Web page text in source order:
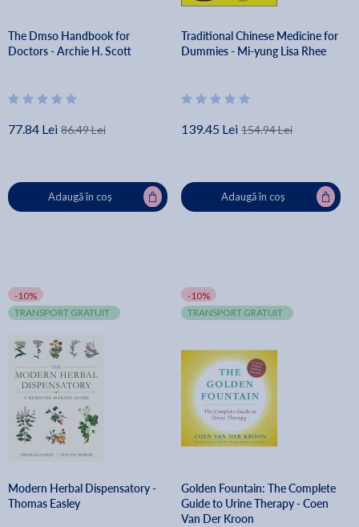
The Dmso Handbook for
Doctors - Archie H. Scott
77.84 Lei 86.49 Lei
Adaugă în coș
Traditional Chinese Medicine for
Dummies - Mi-yung Lisa Rhee
139.45 Lei 154.94 Lei
Adaugă în coș
-10%
TRANSPORT GRATUIT
Modern Herbal Dispensatory -
Thomas Easley
-10%
TRANSPORT GRATUIT
Golden Fountain: The Complete
Guide to Urine Therapy - Coen
Van Der Kroon